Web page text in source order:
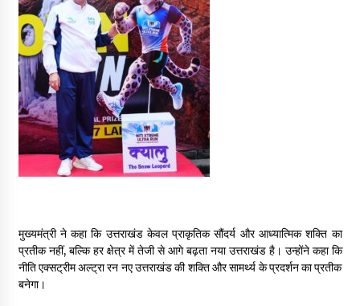
मुख्यमंत्री ने कहा कि उत्तराखंड केवल प्राकृतिक सौंदर्य और आध्यात्मिक शक्ति का
प्रतीक नहीं, बल्कि हर क्षेत्र में तेजी से आगे बढ़ता नया उत्तराखंड है। उन्होंने कहा कि
नीति एक्सट्रीम अल्ट्रा रन नए उत्तराखंड की शक्ति और सामर्थ्य के प्रदर्शन का प्रतीक
बनेगा।